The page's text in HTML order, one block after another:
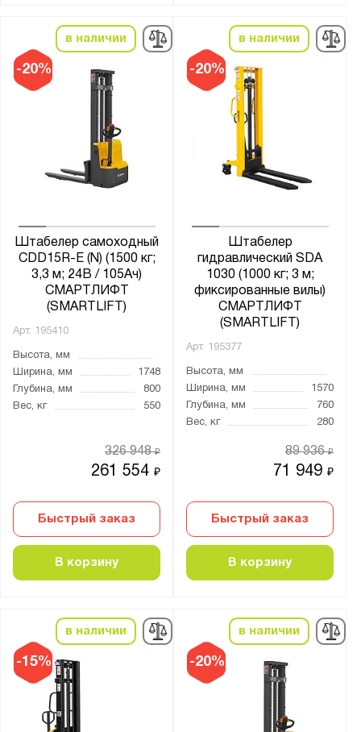
-20%
в наличии
Штабелер самоходный
CDD15R-E (N) (1500 кг;
3,3 м; 24В / 105Ач)
СМАРТЛИФТ
(SMARTLIFT)
Арт. 195410
Высота, мм
Ширина, мм
1748
Глубина, мм
800
Вес, кг
550
261 554₽
326 948₽
Быстрый заказ
В корзину
-20%
в наличии
Штабелер
гидравлический SDA
1030 (1000 кг; 3 м;
фиксированные вилы)
СМАРТЛИФТ
(SMARTLIFT)
Арт. 195377
Высота, мм
Ширина, мм
1570
Глубина, мм
760
Вес, кг
280
71 949₽
89 936₽
Быстрый заказ
В корзину
-15%
в наличии
-20%
в наличии